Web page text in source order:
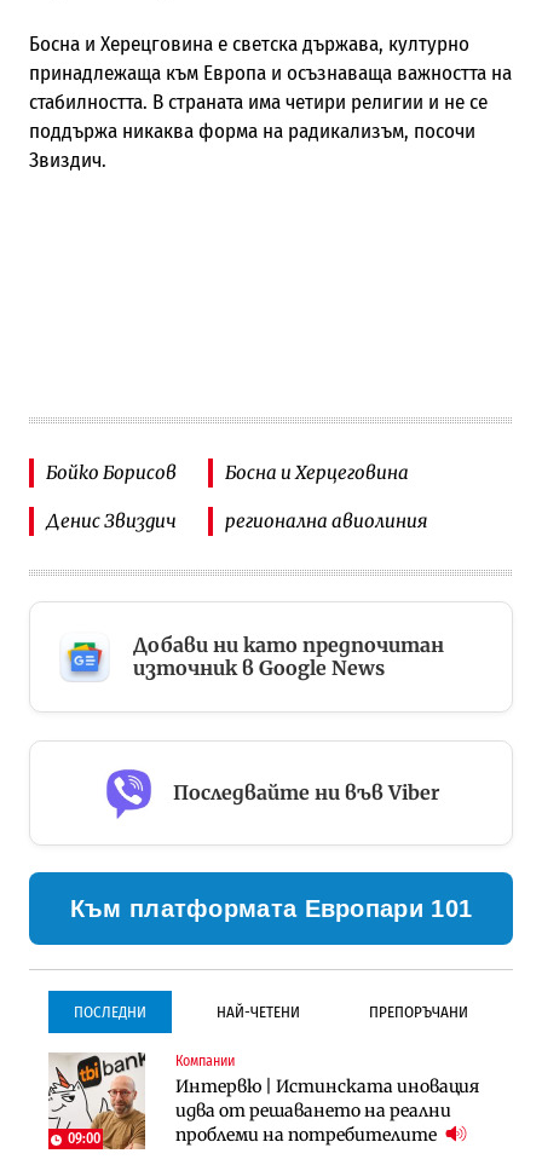
Босна и Херецговина е светска държава, културно
принадлежаща към Европа и осъзнаваща важността на
стабилността. В страната има четири религии и не се
поддържа никаква форма на радикализъм, посочи
Звиздич.
Бойко Борисов Босна и Херцеговина
Денис Звиздич регионална авиолиния
Добави ни като предпочитан
източник в Google News
Последвайте ни във Viber
Към платформата Европари 101
ПОСЛЕДНИ НАЙ-ЧЕТЕНИ ПРЕПОРЪЧАНИ
09:00
Компании
Интервю | Истинската иновация
идва от решаването на реални
проблеми на потребителите
Инфраструктура
Проектирането на тунела под
Петрохан ще върви паралелно с
екологичните оценки
Инфраструктура
Проектирането на тунела под
Петрохан ще върви паралелно с
екологичните оценки